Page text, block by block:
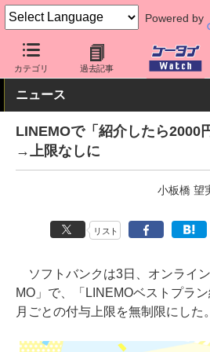
Powered by
カテゴリ 過去記事
ケータイ Watch キャリア ソフトバン
ニュース
LINEMOで「紹介したら2000
→上限なしに
小板橋 望
リスト
ソフトバンクは3日、オンライ
MO」で、「LINEMOベストプラ
月ごとの付与上限を無制限にした。